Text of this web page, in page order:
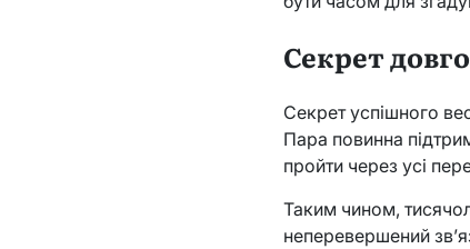
Секрет
Секрет успішного
Пара повинна
пройти через усі
Таким чином,
неперевершений